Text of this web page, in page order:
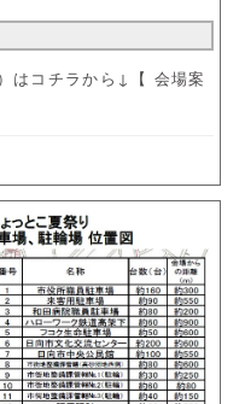
はコチラから↓【 会場案